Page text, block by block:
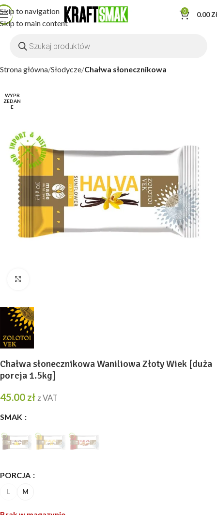
Skip to navigation
Skip to main content
0 0.00
Strona główna Słodycze Chałwa słonecznikowa
WYPR
ZEDAN
E
Chałwa słonecznikowa Waniliowa Złoty Wiek [duża
porcja 1.5kg]
45.00 zł z VAT
SMAK
PORCJA
L M